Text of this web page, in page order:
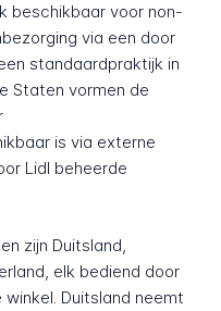
beschikbaar voor non-
via een door
standaardpraktijk in
Staten vormen de
is via externe
Lidl beheerde
zijn Duitsland,
elk bediend door
Duitsland neemt